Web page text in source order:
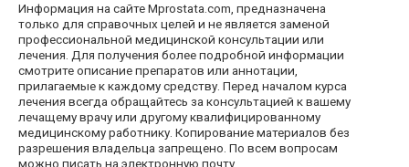
Информация на сайте Mprostata.com, предназначена
только для справочных целей и не является заменой
профессиональной медицинской консультации или
лечения. Для получения более подробной информации
смотрите описание препаратов или аннотации,
прилагаемые к каждому средству. Перед началом курса
лечения всегда обращайтесь за консультацией к вашему
лечащему врачу или другому квалифицированному
медицинскому работнику. Копирование материалов без
разрешения владельца запрещено. По всем вопросам
можно писать на электронную почту